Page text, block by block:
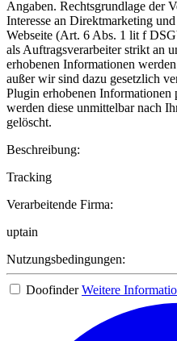
Angaben. Rechtsgrundlage der
Interesse an Direktmarketing
Webseite (Art. 6 Abs. 1 lit f
als Auftragsverarbeiter strikt an
erhobenen Informationen
außer wir sind dazu gesetzlich
Plugin erhobenen Informationen
werden diese unmittelbar nach
gelöscht.
Beschreibung:
Tracking
Verarbeitende Firma:
uptain
Nutzungsbedingungen:
Doofinder Weitere